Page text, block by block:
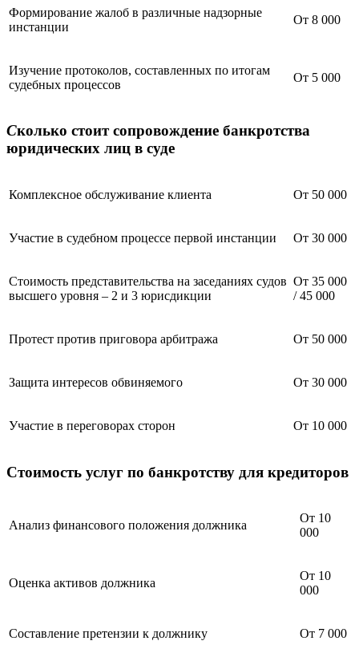
Формирование жалоб в различные надзорные
инстанции
От 8 000
Изучение протоколов, составленных по итогам
судебных процессов
От 5 000
Сколько стоит сопровождение банкротства
юридических лиц в суде
Комплексное обслуживание клиента От 50 000
Участие в судебном процессе первой инстанции От 30 000
Стоимость представительства на заседаниях судов
высшего уровня – 2 и 3 юрисдикции
От 35 000
/ 45 000
Протест против приговора арбитража От 50 000
Защита интересов обвиняемого От 30 000
Участие в переговорах сторон От 10 000
Стоимость услуг по банкротству для кредиторов
Анализ финансового положения должника
От 10
000
Оценка активов должника
От 10
000
Составление претензии к должнику От 7 000